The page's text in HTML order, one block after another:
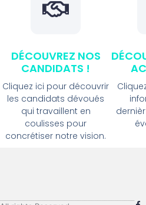
DÉCOUVREZ NOS
CANDIDATS !
Cliquez ici pour découvrir
les candidats dévoués
qui travaillent en
coulisses pour
concrétiser notre vision.